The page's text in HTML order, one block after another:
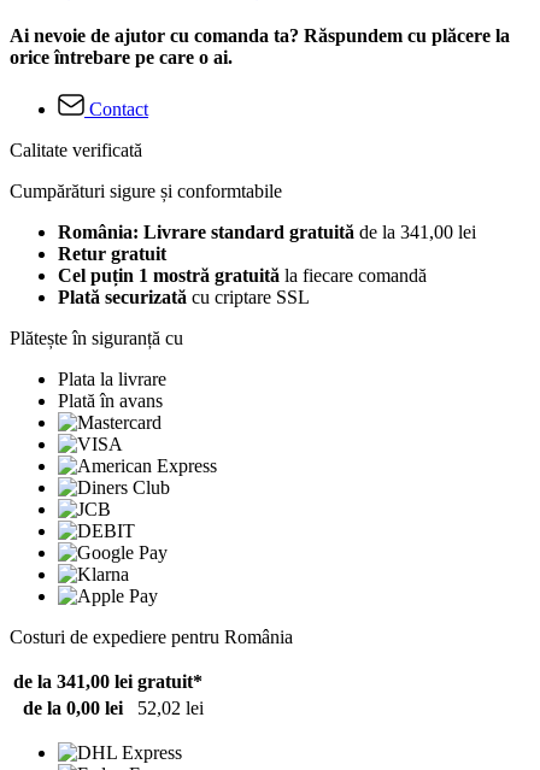
Ai nevoie de ajutor cu comanda ta? Răspundem cu plăcere la
orice întrebare pe care o ai.
Contact
Calitate verificată
Cumpărături sigure și conformtabile
România: Livrare standard gratuită de la 341,00 lei
Retur gratuit
Cel puțin 1 mostră gratuită la fiecare comandă
Plată securizată cu criptare SSL
Plătește în siguranță cu
Plata la livrare
Plată în avans
Costuri de expediere pentru România
de la 341,00 lei gratuit*
de la 0,00 lei
52,02 lei